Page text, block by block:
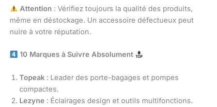
Attention : Vérifiez toujours la qualité des produits,
même en déstockage. Un accessoire défectueux peut
nuire à votre réputation.
10 Marques à Suivre Absolument
Topeak : Leader des porte-bagages et pompes
compactes.
Lezyne : Éclairages design et outils multifonctions.